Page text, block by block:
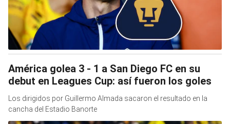
América golea 3 - 1 a San Diego FC en su
debut en Leagues Cup: así fueron los goles
Los dirigidos por Guillermo Almada sacaron el resultado en la
cancha del Estadio Banorte